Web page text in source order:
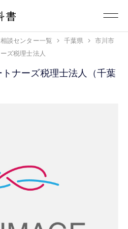
談センター一覧 千葉県
市川市
ズ税理士法人
ナーズ税理士法人（千葉